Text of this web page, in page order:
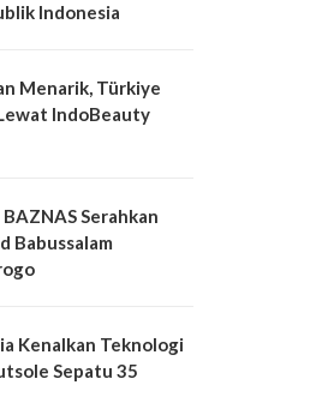
Indonesia
Menarik, Türkiye
IndoBeauty
Serahkan
Babussalam
Kenalkan Teknologi
Sepatu 35